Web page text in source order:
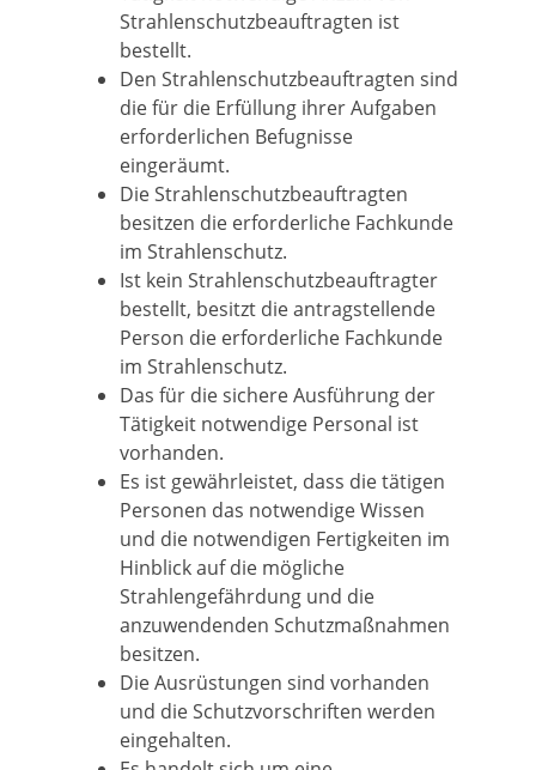
Strahlenschutzbeauftragten ist
bestellt.
Den Strahlenschutzbeauftragten sind
die für die Erfüllung ihrer Aufgaben
erforderlichen Befugnisse
eingeräumt.
Die Strahlenschutzbeauftragten
besitzen die erforderliche Fachkunde
im Strahlenschutz.
Ist kein Strahlenschutzbeauftragter
bestellt, besitzt die antragstellende
Person die erforderliche Fachkunde
im Strahlenschutz.
Das für die sichere Ausführung der
Tätigkeit notwendige Personal ist
vorhanden.
Es ist gewährleistet, dass die tätigen
Personen das notwendige Wissen
und die notwendigen Fertigkeiten im
Hinblick auf die mögliche
Strahlengefährdung und die
anzuwendenden Schutzmaßnahmen
besitzen.
Die Ausrüstungen sind vorhanden
und die Schutzvorschriften werden
eingehalten.